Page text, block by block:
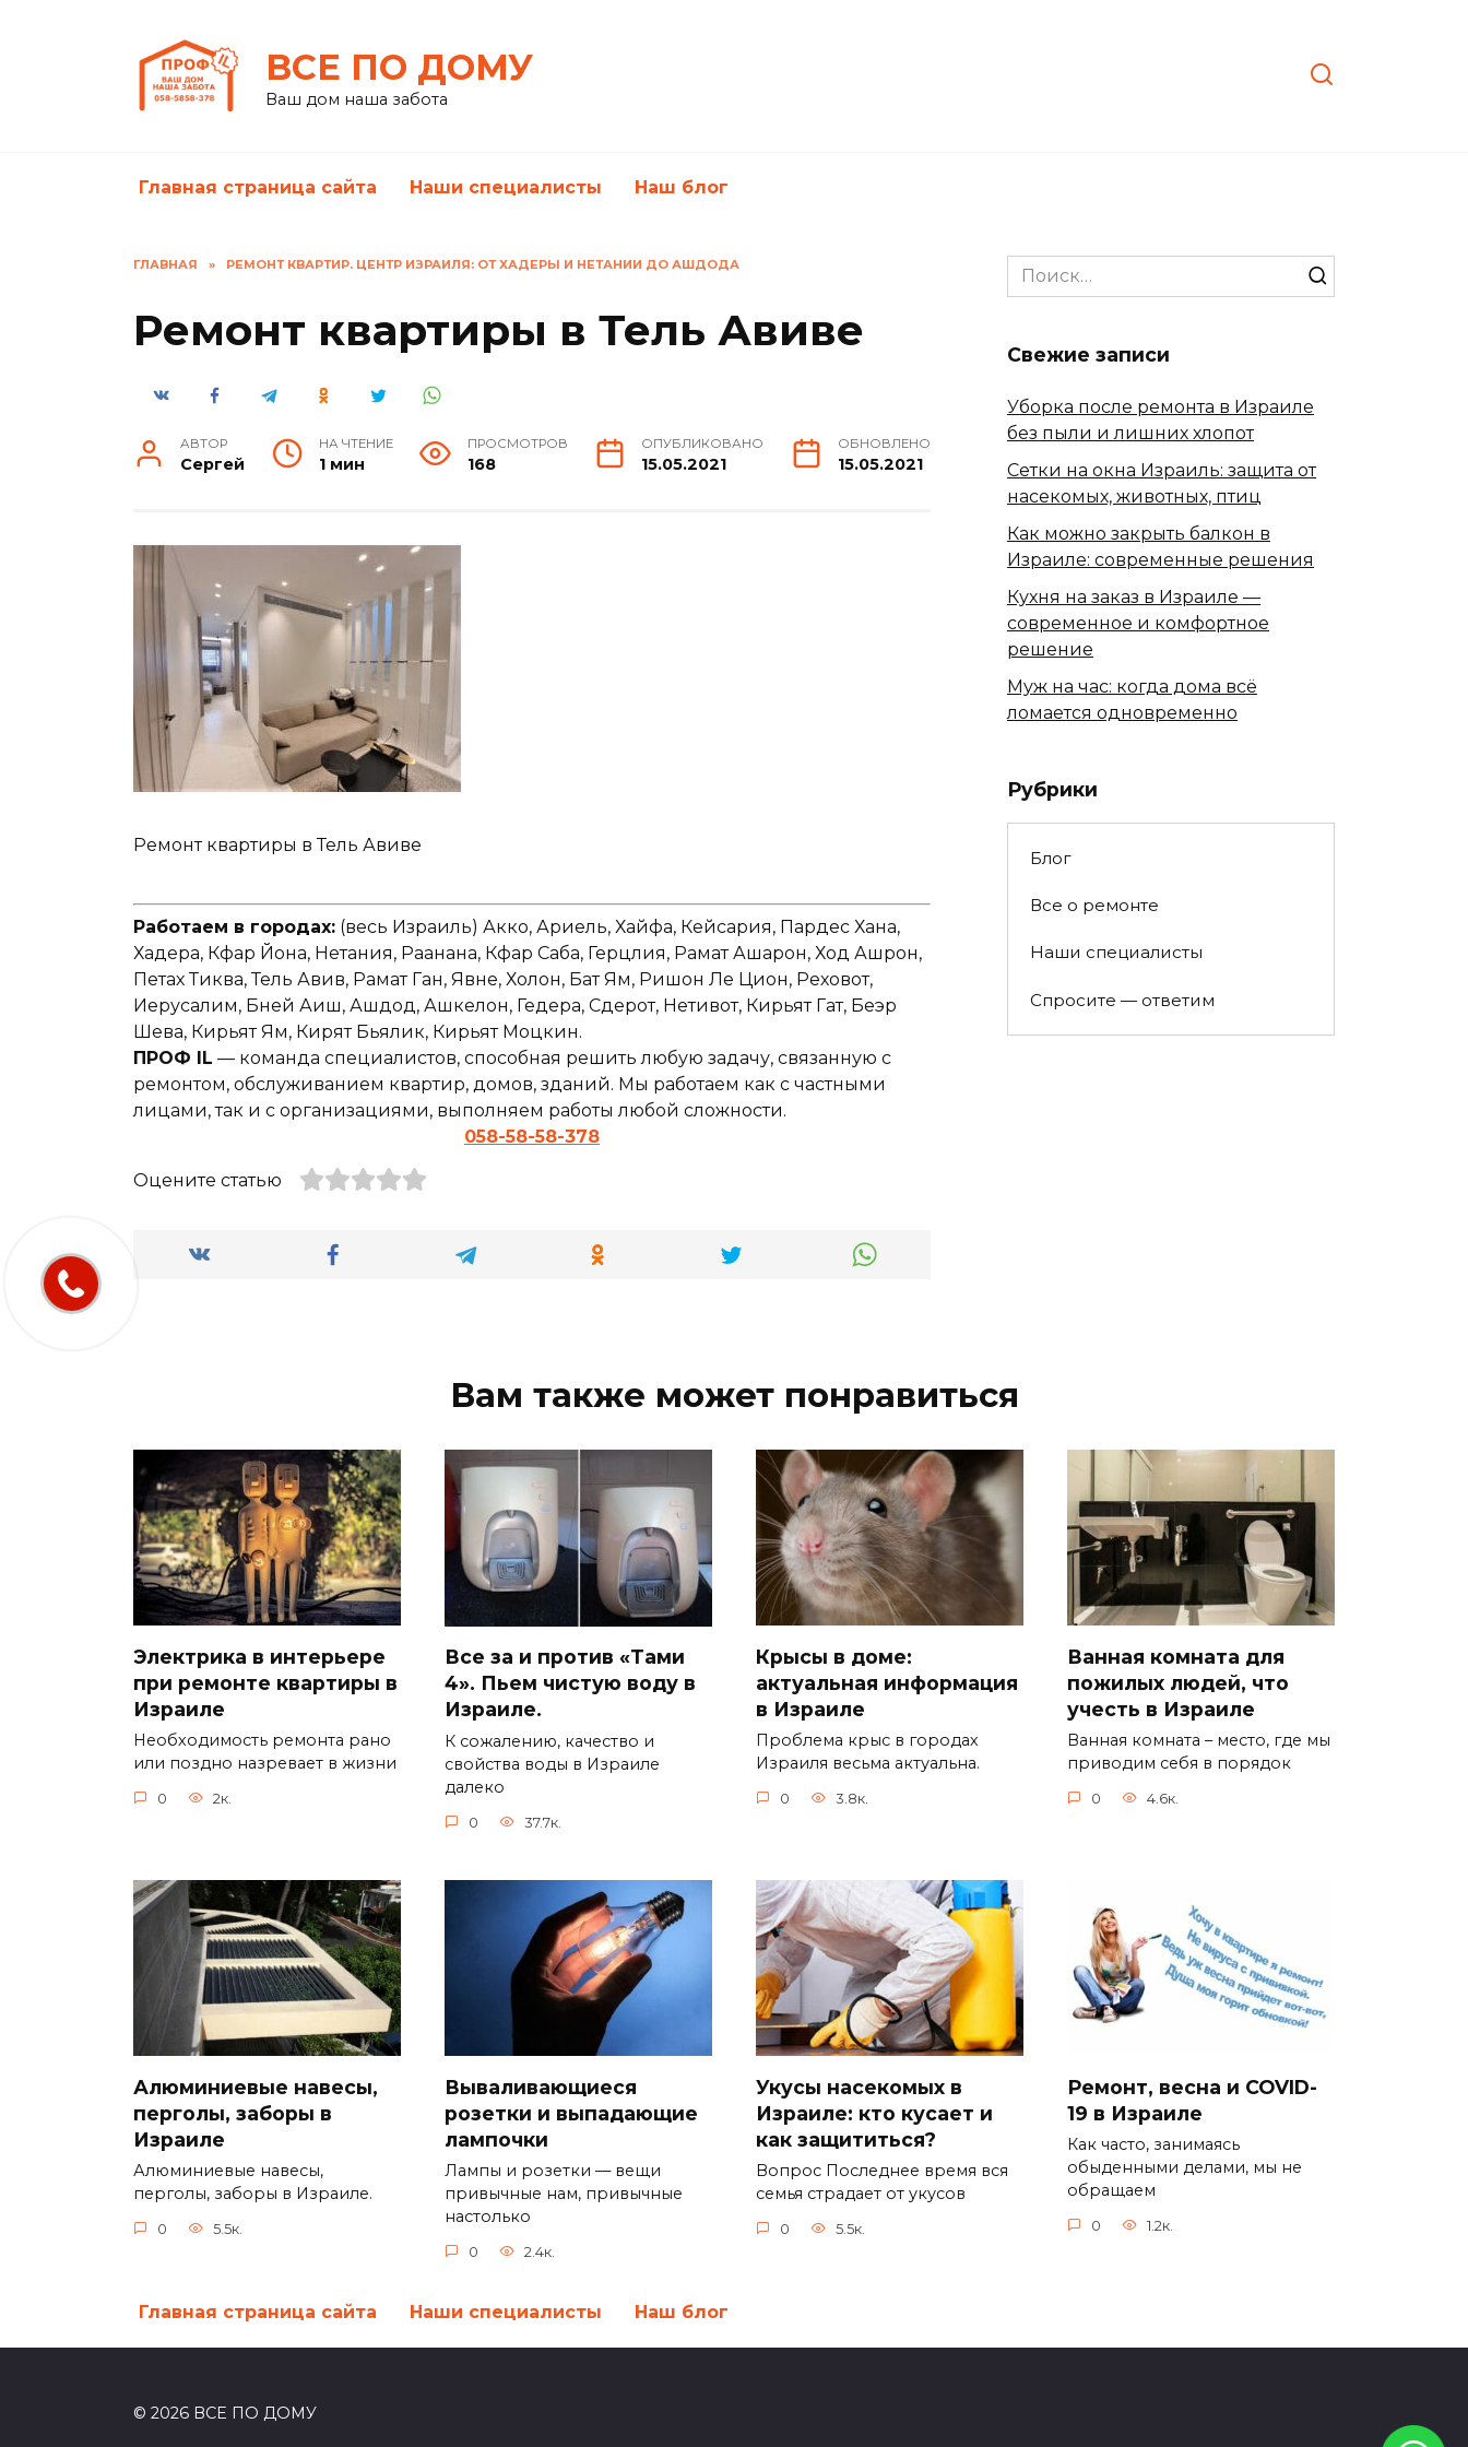
ВСЕ ПО ДОМУ
Ваш дом наша забота
Главная страница сайта Наши специалисты Наш блог
ГЛАВНАЯ » РЕМОНТ КВАРТИР. ЦЕНТР ИЗРАИЛЯ: ОТ ХАДЕРЫ И НЕТАНИИ ДО АШДОДА
Ремонт квартиры в Тель Авиве
АВТОР
Сергей
НА ЧТЕНИЕ
1 мин
ПРОСМОТРОВ
168
ОПУБЛИКОВАНО
15.05.2021
ОБНОВЛЕНО
15.05.2021
Ремонт квартиры в Тель Авиве
Работаем в городах: (весь Израиль) Акко, Ариель, Хайфа, Кейсария, Пардес Хана,
Хадера, Кфар Йона, Нетания, Раанана, Кфар Саба, Герцлия, Рамат Ашарон, Ход Ашрон,
Петах Тиква, Тель Авив, Рамат Ган, Явне, Холон, Бат Ям, Ришон Ле Цион, Реховот,
Иерусалим, Бней Аиш, Ашдод, Ашкелон, Гедера, Сдерот, Нетивот, Кирьят Гат, Беэр
Шева, Кирьят Ям, Кирят Бьялик, Кирьят Моцкин.
ПРОФ IL — команда специалистов, способная решить любую задачу, связанную с
ремонтом, обслуживанием квартир, домов, зданий. Мы работаем как с частными
лицами, так и с организациями, выполняем работы любой сложности.
058-58-58-378
Оцените статью
Search
for:
Свежие записи
Уборка после ремонта в Израиле
без пыли и лишних хлопот
Сетки на окна Израиль: защита от
насекомых, животных, птиц
Как можно закрыть балкон в
Израиле: современные решения
Кухня на заказ в Израиле —
современное и комфортное
решение
Муж на час: когда дома всё
ломается одновременно
Рубрики
Блог
Все о ремонте
Наши специалисты
Спросите — ответим
Вам также может понравиться
Электрика в интерьере
при ремонте квартиры в
Израиле
Необходимость ремонта рано
или поздно назревает в жизни
0 2к.
Все за и против «Тами
4». Пьем чистую воду в
Израиле.
К сожалению, качество и
свойства воды в Израиле
далеко
0 37.7к.
Крысы в доме:
актуальная информация
в Израиле
Проблема крыс в городах
Израиля весьма актуальна.
0 3.8к.
Ванная комната для
пожилых людей, что
учесть в Израиле
Ванная комната – место, где мы
приводим себя в порядок
0 4.6к.
Алюминиевые навесы,
перголы, заборы в
Израиле
Алюминиевые навесы,
перголы, заборы в Израиле.
0 5.5к.
Вываливающиеся
розетки и выпадающие
лампочки
Лампы и розетки — вещи
привычные нам, привычные
настолько
0 2.4к.
Укусы насекомых в
Израиле: кто кусает и
как защититься?
Вопрос Последнее время вся
семья страдает от укусов
0 5.5к.
Ремонт, весна и COVID-
19 в Израиле
Как часто, занимаясь
обыденными делами, мы не
обращаем
0 1.2к.
Главная страница сайта Наши специалисты Наш блог
© 2026 ВСЕ ПО ДОМУ